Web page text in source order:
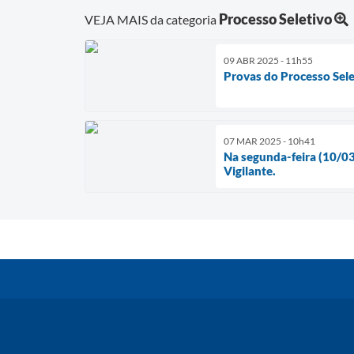
VEJA MAIS da categoria Processo Seletivo
09 ABR 2025 - 11h55
Provas do Processo
07 MAR 2025 - 10h41
Na segunda-feira (10/
Vigilante.